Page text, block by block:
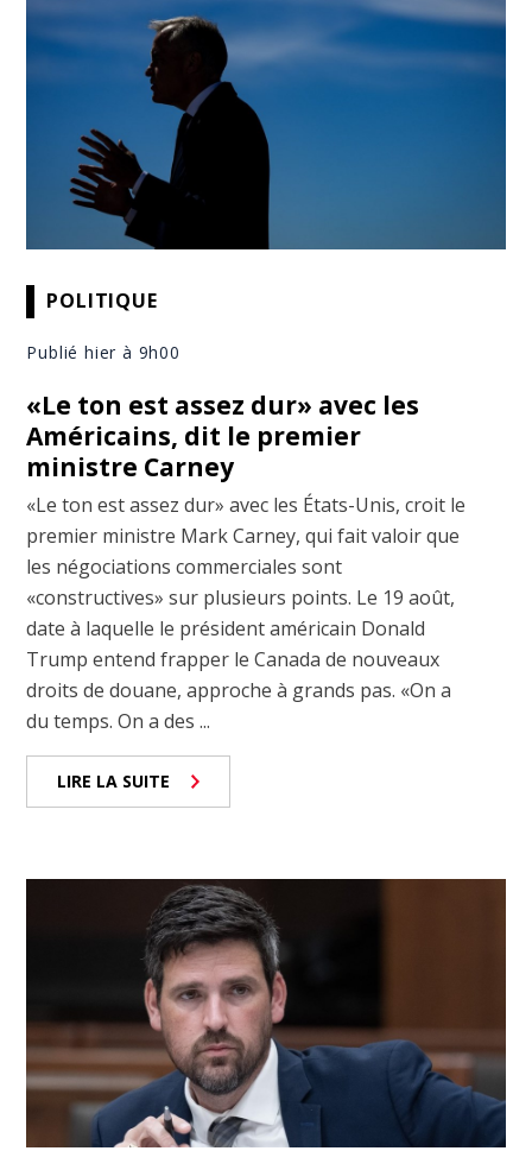
POLITIQUE
Publié hier à 9h00
«Le ton est assez dur» avec les
Américains, dit le premier
ministre Carney
«Le ton est assez dur» avec les États-Unis, croit le
premier ministre Mark Carney, qui fait valoir que
les négociations commerciales sont
«constructives» sur plusieurs points. Le 19 août,
date à laquelle le président américain Donald
Trump entend frapper le Canada de nouveaux
droits de douane, approche à grands pas. «On a
du temps. On a des ...
LIRE LA SUITE